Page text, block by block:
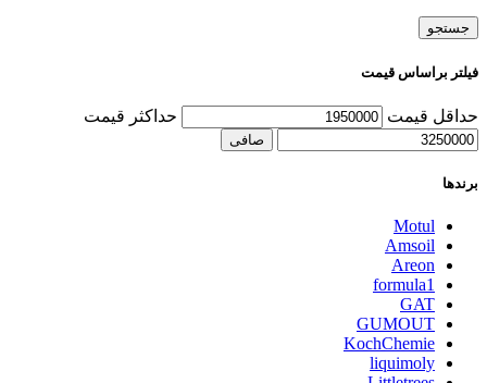
جستجو
فیلتر براساس قیمت
حداقل قیمت حداكثر قيمت
صافی
برندها
Motul
Amsoil
Areon
formula1
GAT
GUMOUT
KochChemie
liquimoly